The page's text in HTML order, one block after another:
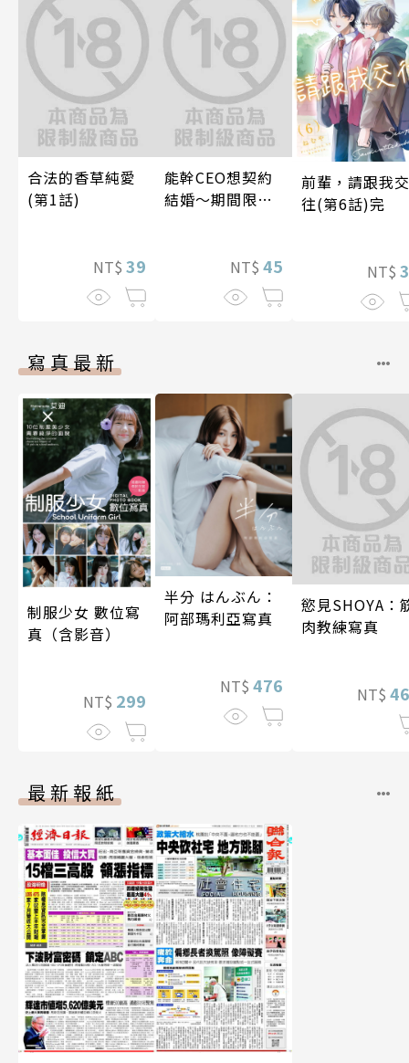
合法的香草純愛
(第1話)
NT$ 39
能幹CEO想契約
結婚～期間限定
NT$ 45
前輩，請跟我交
往(第6話)完
NT$
寫真最新
制服少女 數位寫
真（含影音）
NT$ 299
半分 はんぶん：
阿部瑪利亞寫真
NT$ 476
慾見SHOYA：
肉教練寫真
NT$
最新報紙